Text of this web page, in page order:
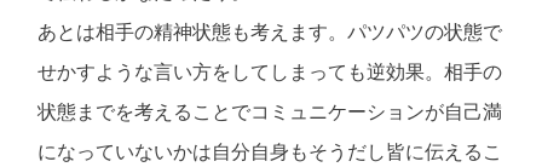
あとは相手の精神状態も考えます。パツパツの状態で
せかすような言い方をしてしまっても逆効果。相手の
状態までを考えることでコミュニケーションが自己満
になっていないかは自分自身もそうだし皆に伝えるこ